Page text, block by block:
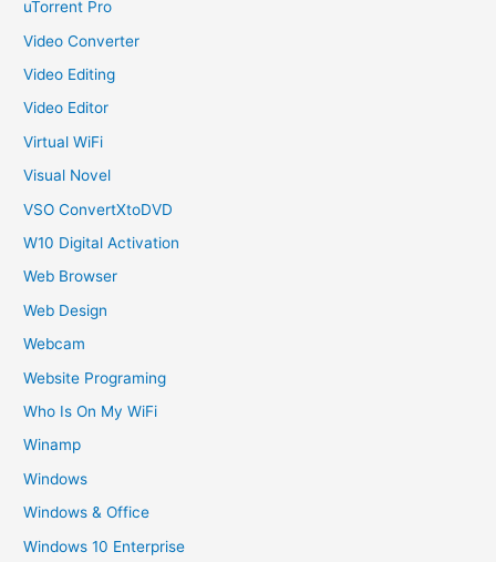
uTorrent Pro
Video Converter
Video Editing
Video Editor
Virtual WiFi
Visual Novel
VSO ConvertXtoDVD
W10 Digital Activation
Web Browser
Web Design
Webcam
Website Programing
Who Is On My WiFi
Winamp
Windows
Windows & Office
Windows 10 Enterprise